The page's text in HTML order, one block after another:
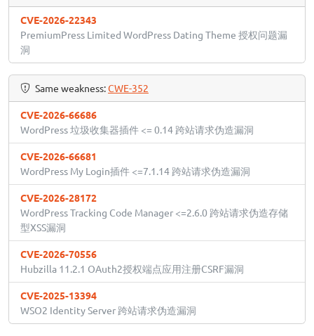
CVE-2026-22343
PremiumPress Limited WordPress Dating Theme 授权问题漏
洞
Same weakness:CWE-352
CVE-2026-66686
WordPress 垃圾收集器插件 <= 0.14 跨站请求伪造漏洞
CVE-2026-66681
WordPress My Login插件 <=7.1.14 跨站请求伪造漏洞
CVE-2026-28172
WordPress Tracking Code Manager <=2.6.0 跨站请求伪造存储
型XSS漏洞
CVE-2026-70556
Hubzilla 11.2.1 OAuth2授权端点应用注册CSRF漏洞
CVE-2025-13394
WSO2 Identity Server 跨站请求伪造漏洞